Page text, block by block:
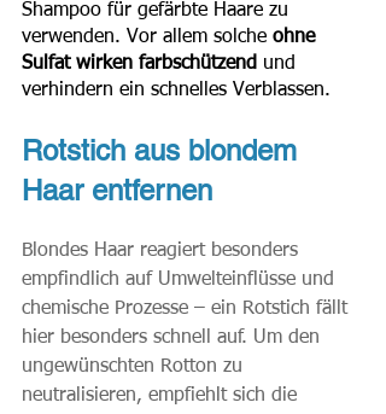
Shampoo für gefärbte Haare zu
verwenden. Vor allem solche ohne
Sulfat wirken farbschützend und
verhindern ein schnelles Verblassen.
Rotstich aus blondem
Haar entfernen
Blondes Haar reagiert besonders
empfindlich auf Umwelteinflüsse und
chemische Prozesse – ein Rotstich fällt
hier besonders schnell auf. Um den
ungewünschten Rotton zu
neutralisieren, empfiehlt sich die